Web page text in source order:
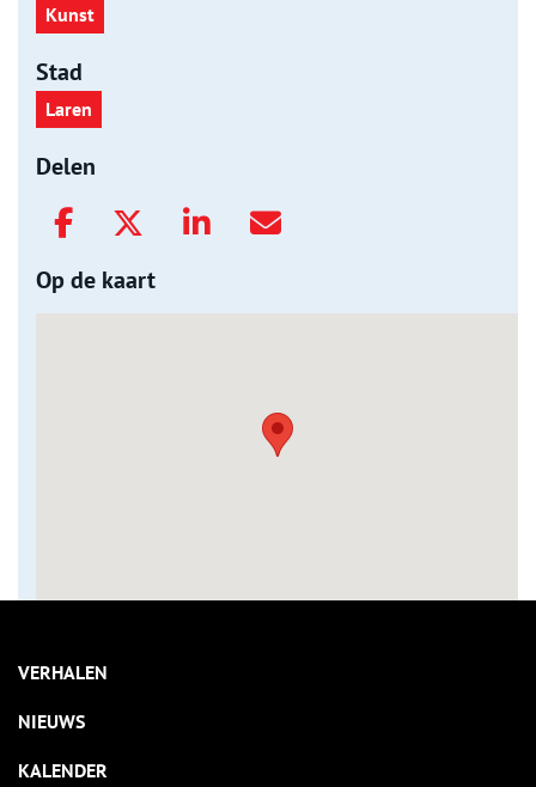
Kunst
Stad
Laren
Delen
Op de kaart
VERHALEN
NIEUWS
KALENDER